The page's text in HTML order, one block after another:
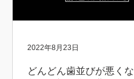
どんどん歯並びが悪く
2022年8月23日